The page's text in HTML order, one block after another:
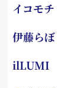
イコモチ
伊藤らぼ
ilLUMI